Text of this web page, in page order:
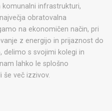
komunalni infrastrukturi,
obratovalna
na ekonomičen način, pri
z energijo in prijaznost do
delimo s svojimi kolegi in
lahko le splošno
več izzivov.